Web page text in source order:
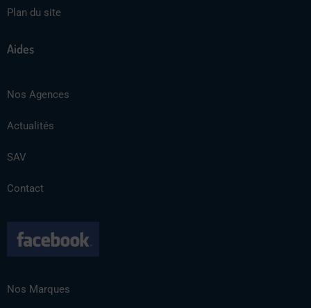
Plan du site
Aides
Nos Agences
Actualités
SAV
Contact
Nos Marques